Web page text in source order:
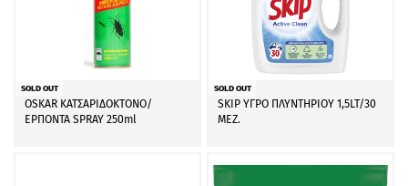
SOLD OUT
OSKAR ΚΑΤΣΑΡΙΔΟΚΤΟΝΟ/
ΕΡΠΟΝΤΑ SPRAY 250ml
SOLD OUT
SKIP ΥΓΡΟ ΠΛΥΝΤΗΡΙΟΥ 1,5LT/30
ΜΕΖ.